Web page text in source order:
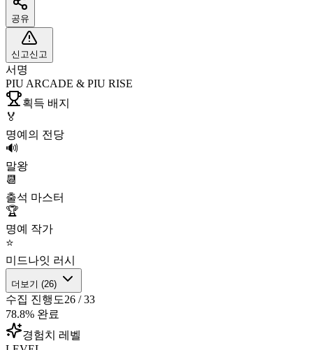
공유
신고신고
서명
PIU ARCADE & PIU RISE
획득 배지
🏅
명예의 전당
🔊
말왕
📆
출석 마스터
🏆
명예 작가
⭐
미드나잇 러시
더보기 (26)
수집 진행도26 /33
78.8% 완료
경험치 레벨